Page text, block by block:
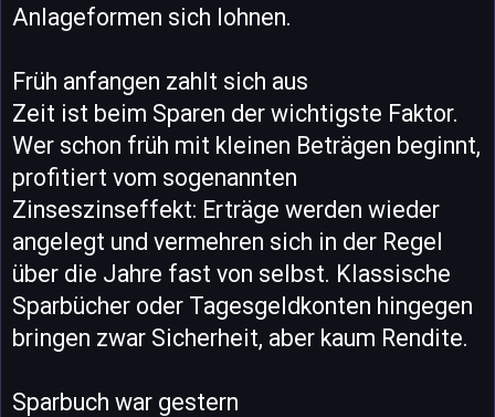
Anlageformen sich lohnen.
Früh anfangen zahlt sich aus
Zeit ist beim Sparen der wichtigste Faktor.
Wer schon früh mit kleinen Beträgen beginnt,
profitiert vom sogenannten
Zinseszinseffekt: Erträge werden wieder
angelegt und vermehren sich in der Regel
über die Jahre fast von selbst. Klassische
Sparbücher oder Tagesgeldkonten hingegen
bringen zwar Sicherheit, aber kaum Rendite.
Sparbuch war gestern